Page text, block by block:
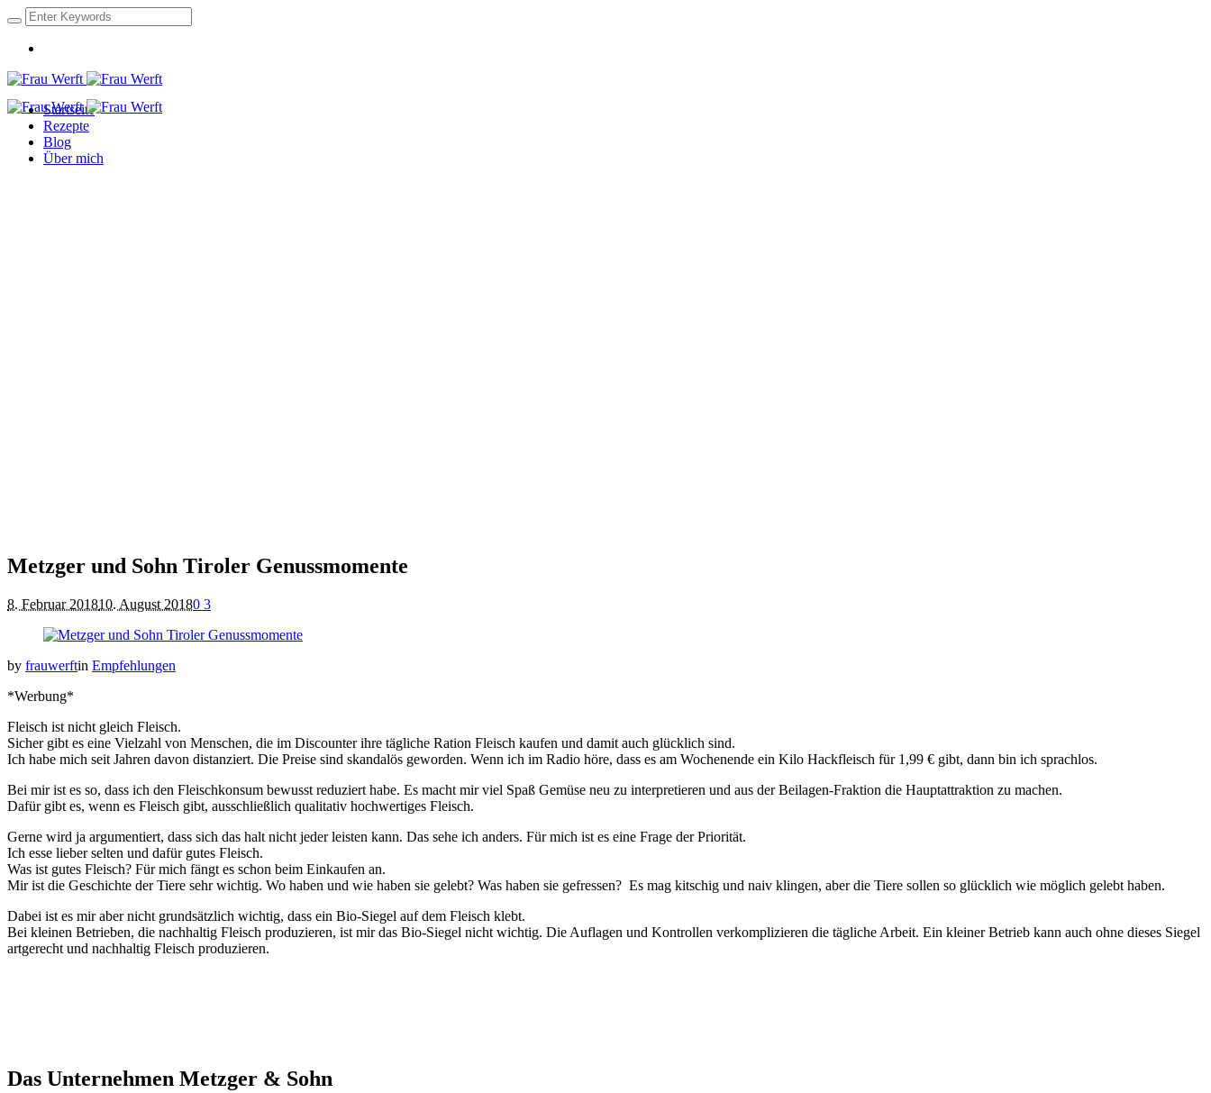
Startseite
Rezepte
Blog
Über mich
Metzger und Sohn Tiroler Genussmomente
8. Februar 201810. August 20180 3
by frauwerftin Empfehlungen
*Werbung*
Fleisch ist nicht gleich Fleisch.
Sicher gibt es eine Vielzahl von Menschen, die im Discounter ihre tägliche Ration Fleisch kaufen und damit auch glücklich sind.
Ich habe mich seit Jahren davon distanziert. Die Preise sind skandalös geworden. Wenn ich im Radio höre, dass es am Wochenende ein Kilo Hackfleisch für 1,99 € gibt, dann bin ich sprachlos.
Bei mir ist es so, dass ich den Fleischkonsum bewusst reduziert habe. Es macht mir viel Spaß Gemüse neu zu interpretieren und aus der Beilagen-Fraktion die Hauptattraktion zu machen.
Dafür gibt es, wenn es Fleisch gibt, ausschließlich qualitativ hochwertiges Fleisch.
Gerne wird ja argumentiert, dass sich das halt nicht jeder leisten kann. Das sehe ich anders. Für mich ist es eine Frage der Priorität.
Ich esse lieber selten und dafür gutes Fleisch.
Was ist gutes Fleisch? Für mich fängt es schon beim Einkaufen an.
Mir ist die Geschichte der Tiere sehr wichtig. Wo haben und wie haben sie gelebt? Was haben sie gefressen? Es mag kitschig und naiv klingen, aber die Tiere sollen so glücklich wie möglich gelebt haben.
Dabei ist es mir aber nicht grundsätzlich wichtig, dass ein Bio-Siegel auf dem Fleisch klebt.
Bei kleinen Betrieben, die nachhaltig Fleisch produzieren, ist mir das Bio-Siegel nicht wichtig. Die Auflagen und Kontrollen verkomplizieren die tägliche Arbeit. Ein kleiner Betrieb kann auch ohne dieses Siegel
artgerecht und nachhaltig Fleisch produzieren.
Das Unternehmen Metzger & Sohn